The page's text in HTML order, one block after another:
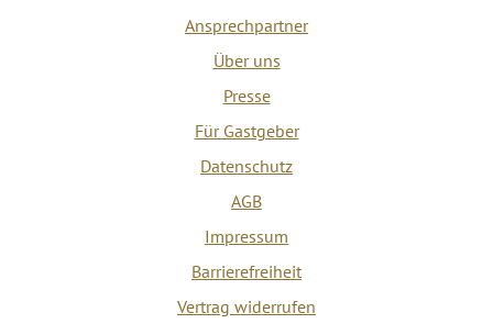
Ansprechpartner
Über uns
Presse
Für Gastgeber
Datenschutz
AGB
Impressum
Barrierefreiheit
Vertrag widerrufen